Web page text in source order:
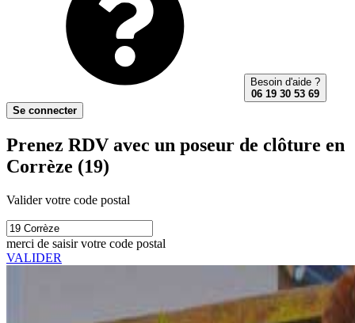
Besoin d'aide ?
06 19 30 53 69
Se connecter
Prenez RDV avec un poseur de clôture en
Corrèze (19)
Valider votre code postal
merci de saisir votre code postal
VALIDER